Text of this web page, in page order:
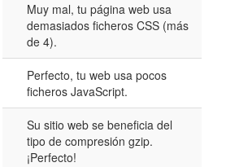
Muy mal, tu página web usa
demasiados ficheros CSS (más
de 4).
Perfecto, tu web usa pocos
ficheros JavaScript.
Su sitio web se beneficia del
tipo de compresión gzip.
¡Perfecto!